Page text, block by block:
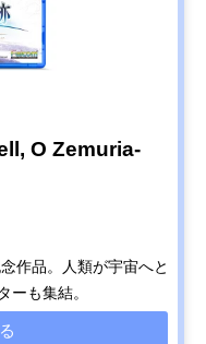
O Zemuria-
作品。人類が宇宙へと
ーも集結。